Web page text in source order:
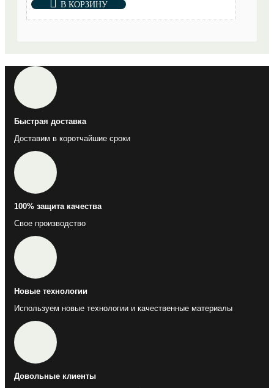
В КОРЗИНУ
Быстрая доставка
Доставим в коротчайшие сроки
100% защита качества
Свое производство
Новые технологии
Используем новые технологии и качественные материалы
Довольные клиенты